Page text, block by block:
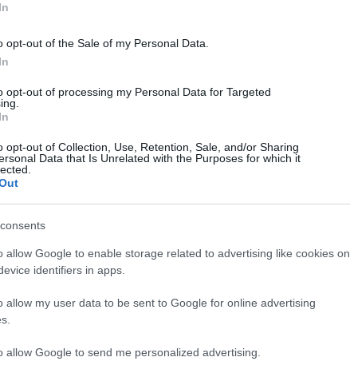
opt-out of the Sale of my Personal Data.
opt-out of processing my Personal Data for Targeted
opt-out of Collection, Use, Retention, Sale, and/or Sharing
Data that Is Unrelated with the Purposes for which it
allow Google to enable storage related to advertising like cookies on
identifiers in apps.
allow my user data to be sent to Google for online advertising
allow Google to send me personalized advertising.
árak
a piaci
most ilyen